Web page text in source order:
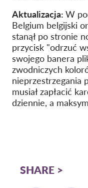
Aktualizacja: W
Belgium belgijski
stanął po stronie
przycisk "odrzuć
swojego banera
zwodniczych
nieprzestrzegania
musiał zapłacić
dziennie, a
SHARE